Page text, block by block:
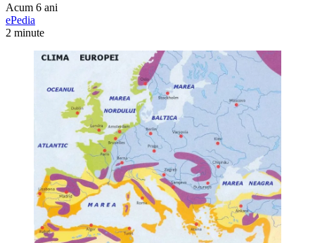
Acum 6 ani
ePedia
2 minute